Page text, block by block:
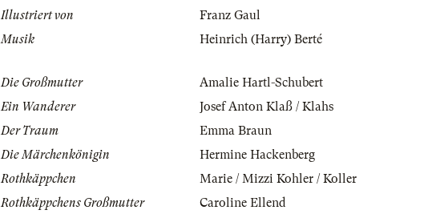
Illustriert von
Franz Gaul
Musik
Heinrich (Harry) Berté
Die Großmutter
Amalie Hartl-Schubert
Ein Wanderer
Josef Anton Klaß / Klahs
Der Traum
Emma Braun
Die Märchenkönigin
Hermine Hackenberg
Rothkäppchen
Marie / Mizzi Kohler / Koller
Rothkäppchens Großmutter
Caroline Ellend